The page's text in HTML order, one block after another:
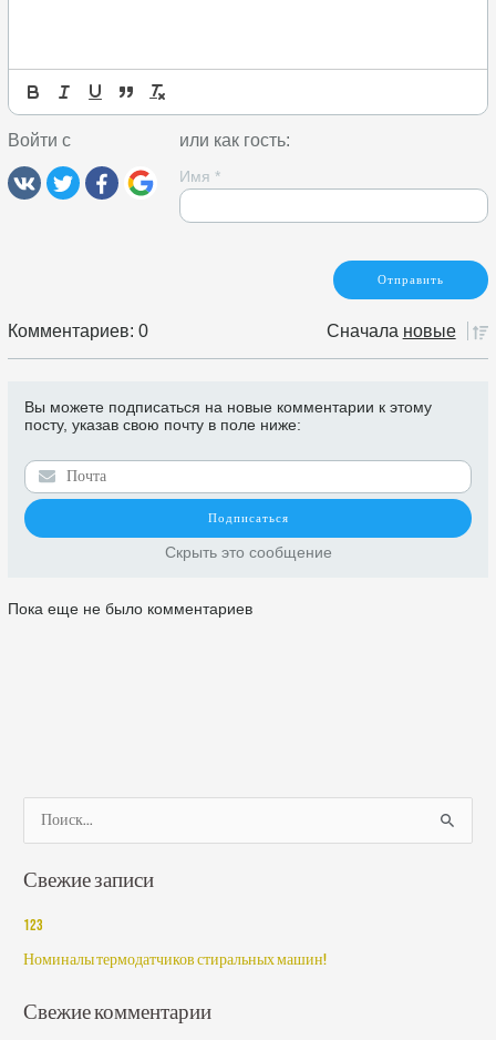
Войти с или как гость:
Имя *
Комментариев: 0 Сначала новые
Вы можете подписаться на новые комментарии к этому
посту, указав свою почту в поле ниже:
Скрыть это сообщение
Пока еще не было комментариев
и
Свежие записи
123
Номиналы термодатчиков стиральных машин!
Свежие комментарии